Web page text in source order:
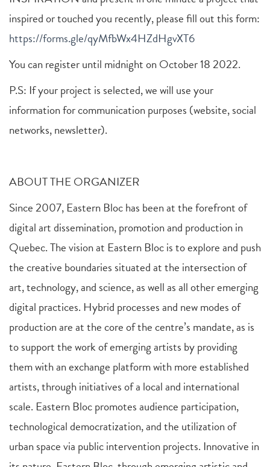
inspired or touched you recently, please fill out this form:
https://forms.gle/qyMfbWx4HZdHgvXT6
You can register until midnight on October 18 2022.
P.S: If your project is selected, we will use your
information for communication purposes (website, social
networks, newsletter).
ABOUT THE ORGANIZER
Since 2007, Eastern Bloc has been at the forefront of
digital art dissemination, promotion and production in
Quebec. The vision at Eastern Bloc is to explore and push
the creative boundaries situated at the intersection of
art, technology, and science, as well as all other emerging
digital practices. Hybrid processes and new modes of
production are at the core of the centre’s mandate, as is
to support the work of emerging artists by providing
them with an exchange platform with more established
artists, through initiatives of a local and international
scale. Eastern Bloc promotes audience participation,
technological democratization, and the utilization of
urban space via public intervention projects. Innovative in